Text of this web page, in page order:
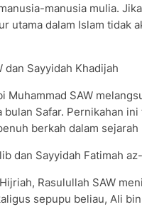
manusia mulia.
utama dalam Islam tidak
dan Sayyidah Khadijah
Muhammad SAW
Safar. Pernikahan
berkah dalam sejarah
dan Sayyidah Fatimah
Rasulullah SAW
sepupu beliau, Ali